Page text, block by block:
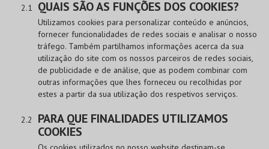
QUAIS SÃO AS FUNÇÕES DOS COOKIES?
Utilizamos cookies para personalizar conteúdo e anúncios,
fornecer funcionalidades de redes sociais e analisar o nosso
tráfego. Também partilhamos informações acerca da sua
utilização do site com os nossos parceiros de redes sociais,
de publicidade e de análise, que as podem combinar com
outras informações que lhes forneceu ou recolhidas por
estes a partir da sua utilização dos respetivos serviços.
PARA QUE FINALIDADES UTILIZAMOS
COOKIES